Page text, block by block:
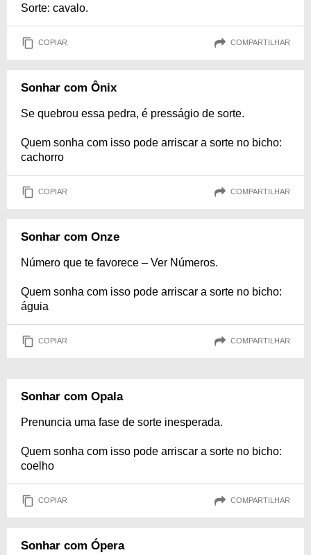
Sorte: cavalo.
COPIAR COMPARTILHAR
Sonhar com Ônix
Se quebrou essa pedra, é presságio de sorte.
Quem sonha com isso pode arriscar a sorte no bicho:
cachorro
COPIAR COMPARTILHAR
Sonhar com Onze
Número que te favorece – Ver Números.
Quem sonha com isso pode arriscar a sorte no bicho:
águia
COPIAR COMPARTILHAR
Sonhar com Opala
Prenuncia uma fase de sorte inesperada.
Quem sonha com isso pode arriscar a sorte no bicho:
coelho
COPIAR COMPARTILHAR
Sonhar com Ópera